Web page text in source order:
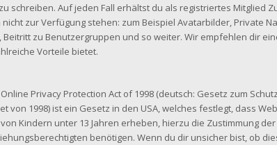
schreiben. Auf jeden Fall erhältst du als registriertes Mitglied
zur Verfügung stehen: zum Beispiel Avatarbilder, Private
zu Benutzergruppen und so weiter. Wir empfehlen dir
Vorteile bietet.
Privacy Protection Act of 1998 (deutsch: Gesetz zum
von 1998) ist ein Gesetz in den USA, welches festlegt, dass
Kindern unter 13 Jahren erheben, hierzu die Zustimmung der
benötigen. Wenn du dir unsicher bist, ob